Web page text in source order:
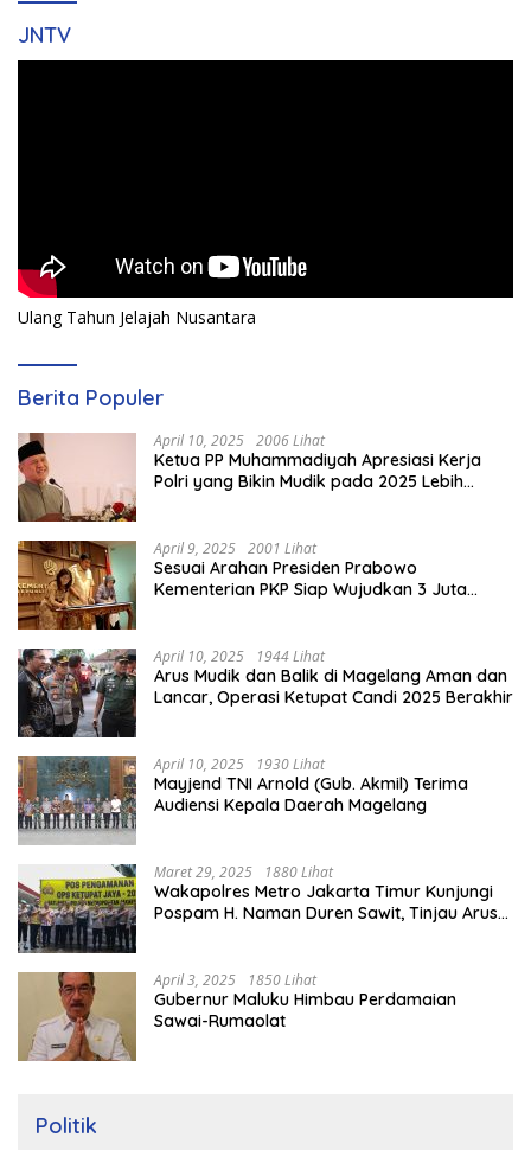
JNTV
Ulang Tahun Jelajah Nusantara
Berita Populer
April 10, 2025 2006 Lihat
Ketua PP Muhammadiyah Apresiasi Kerja
Polri yang Bikin Mudik pada 2025 Lebih
April 9, 2025 2001 Lihat
Sesuai Arahan Presiden Prabowo
Kementerian PKP Siap Wujudkan 3 Juta
April 10, 2025 1944 Lihat
Arus Mudik dan Balik di Magelang Aman dan
Lancar, Operasi Ketupat Candi 2025 Berakhir
April 10, 2025 1930 Lihat
Mayjend TNI Arnold (Gub. Akmil) Terima
Audiensi Kepala Daerah Magelang
Maret 29, 2025 1880 Lihat
Wakapolres Metro Jakarta Timur Kunjungi
Pospam H. Naman Duren Sawit, Tinjau Arus
April 3, 2025 1850 Lihat
Gubernur Maluku Himbau Perdamaian
Sawai-Rumaolat
Politik